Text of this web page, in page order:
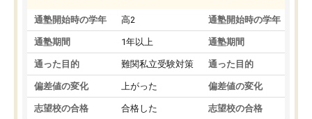
通塾開始時の学年 高2
通塾期間 1年以上
通った目的 難関私立受験対策
偏差値の変化 上がった
志望校の合格 合格した
通塾開始時の学年
通塾期間
通った目的
偏差値の変化
志望校の合格